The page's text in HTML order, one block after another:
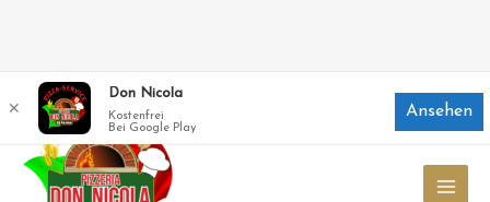
Inhalt
springen
✕
Don Nicola
Kostenfrei
Bei Google Play
Ansehen